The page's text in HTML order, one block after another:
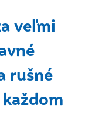
veľmi
rušné